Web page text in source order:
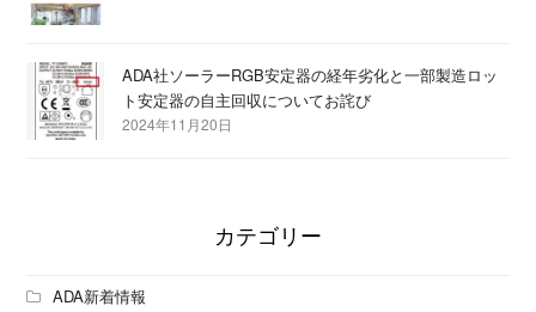
ADA社ソーラーRGB安定器の経年劣化と一部製造ロッ
ト安定器の自主回収についてお詫び
2024年11月20日
カテゴリー
ADA新着情報